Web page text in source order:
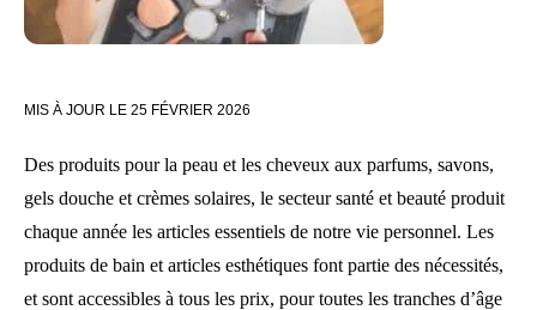
MIS À JOUR LE 25 FÉVRIER 2026
Des produits pour la peau et les cheveux aux parfums, savons,
gels douche et crèmes solaires, le secteur santé et beauté produit
chaque année les articles essentiels de notre vie personnel. Les
produits de bain et articles esthétiques font partie des nécessités,
et sont accessibles à tous les prix, pour toutes les tranches d’âge